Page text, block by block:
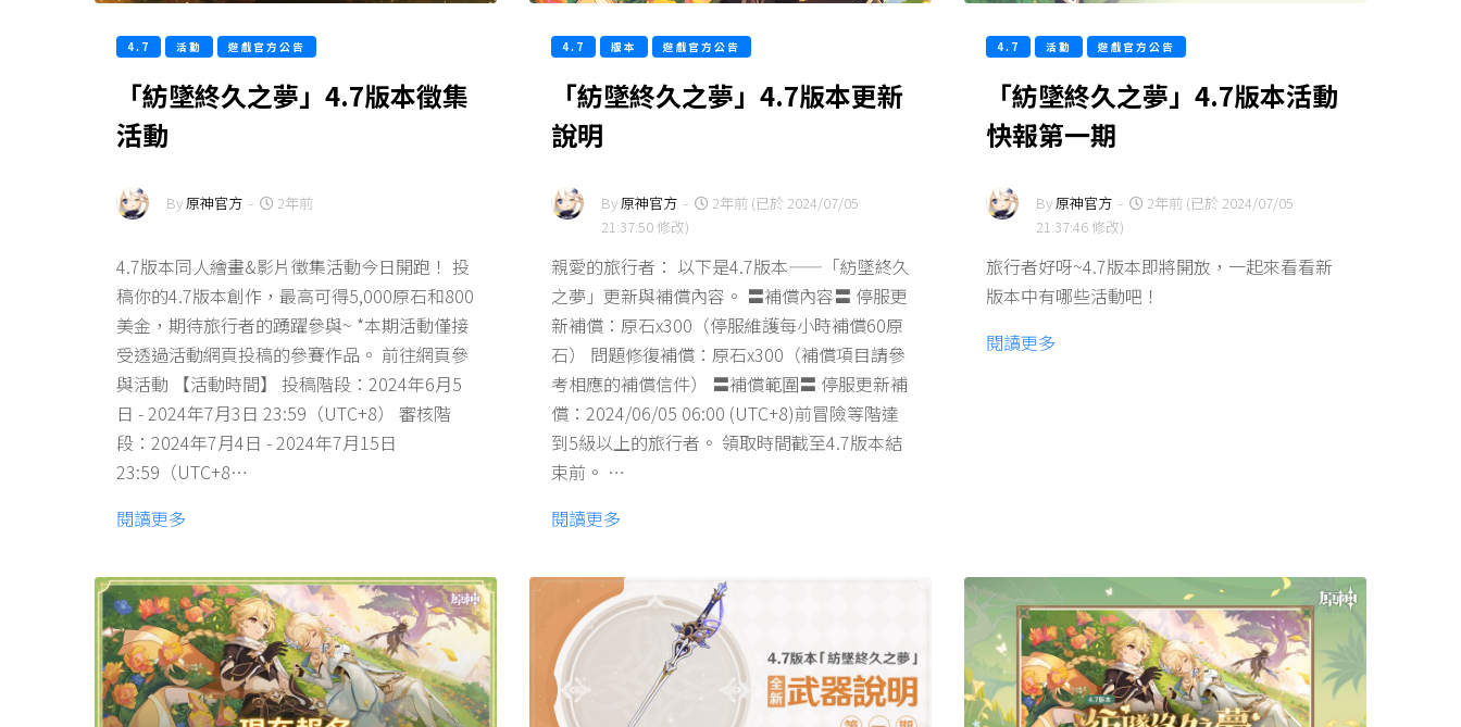
4.7 活動 遊戲官方公告
「紡墜終久之夢」4.7版本徵集
活動
By原神官方 - 2年前
4.7版本同人繪畫&影片徵集活動今日開跑！ 投
稿你的4.7版本創作，最高可得5,000原石和800
美金，期待旅行者的踴躍參與~ *本期活動僅接
受透過活動網頁投稿的參賽作品。 前往網頁參
與活動 【活動時間】 投稿階段：2024年6月5
日 - 2024年7月3日 23:59（UTC+8） 審核階
段：2024年7月4日 - 2024年7月15日
23:59（UTC+8…
閱讀更多
4.7 版本 遊戲官方公告
「紡墜終久之夢」4.7版本更新
說明
By原神官方 -
2年前 (已於 2024/07/05
21:37:50 修改)
親愛的旅行者： 以下是4.7版本——「紡墜終久
之夢」更新與補償內容。 〓補償內容〓 停服更
新補償：原石x300（停服維護每小時補償60原
石） 問題修復補償：原石x300（補償項目請參
考相應的補償信件） 〓補償範圍〓 停服更新補
償：2024/06/05 06:00 (UTC+8)前冒險等階達
到5級以上的旅行者。 領取時間截至4.7版本結
束前。 …
閱讀更多
4.7 活動 遊戲官方公告
「紡墜終久之夢」4.7版本活動
快報第一期
By原神官方 -
2年前 (已於 2024/07/05
21:37:46 修改)
旅行者好呀~4.7版本即將開放，一起來看看新
版本中有哪些活動吧！
閱讀更多